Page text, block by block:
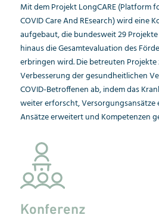
Mit dem Projekt LongCARE (Platform
COVID Care And REsearch) wird eine
aufgebaut, die bundesweit 29
hinaus die Gesamtevaluation des
erbringen wird. Die betreuten Projekte
Verbesserung der gesundheitlichen
COVID-Betroffenen ab, indem das
weiter erforscht,
Ansätze erweitert und Kompetenzen
Konferenz